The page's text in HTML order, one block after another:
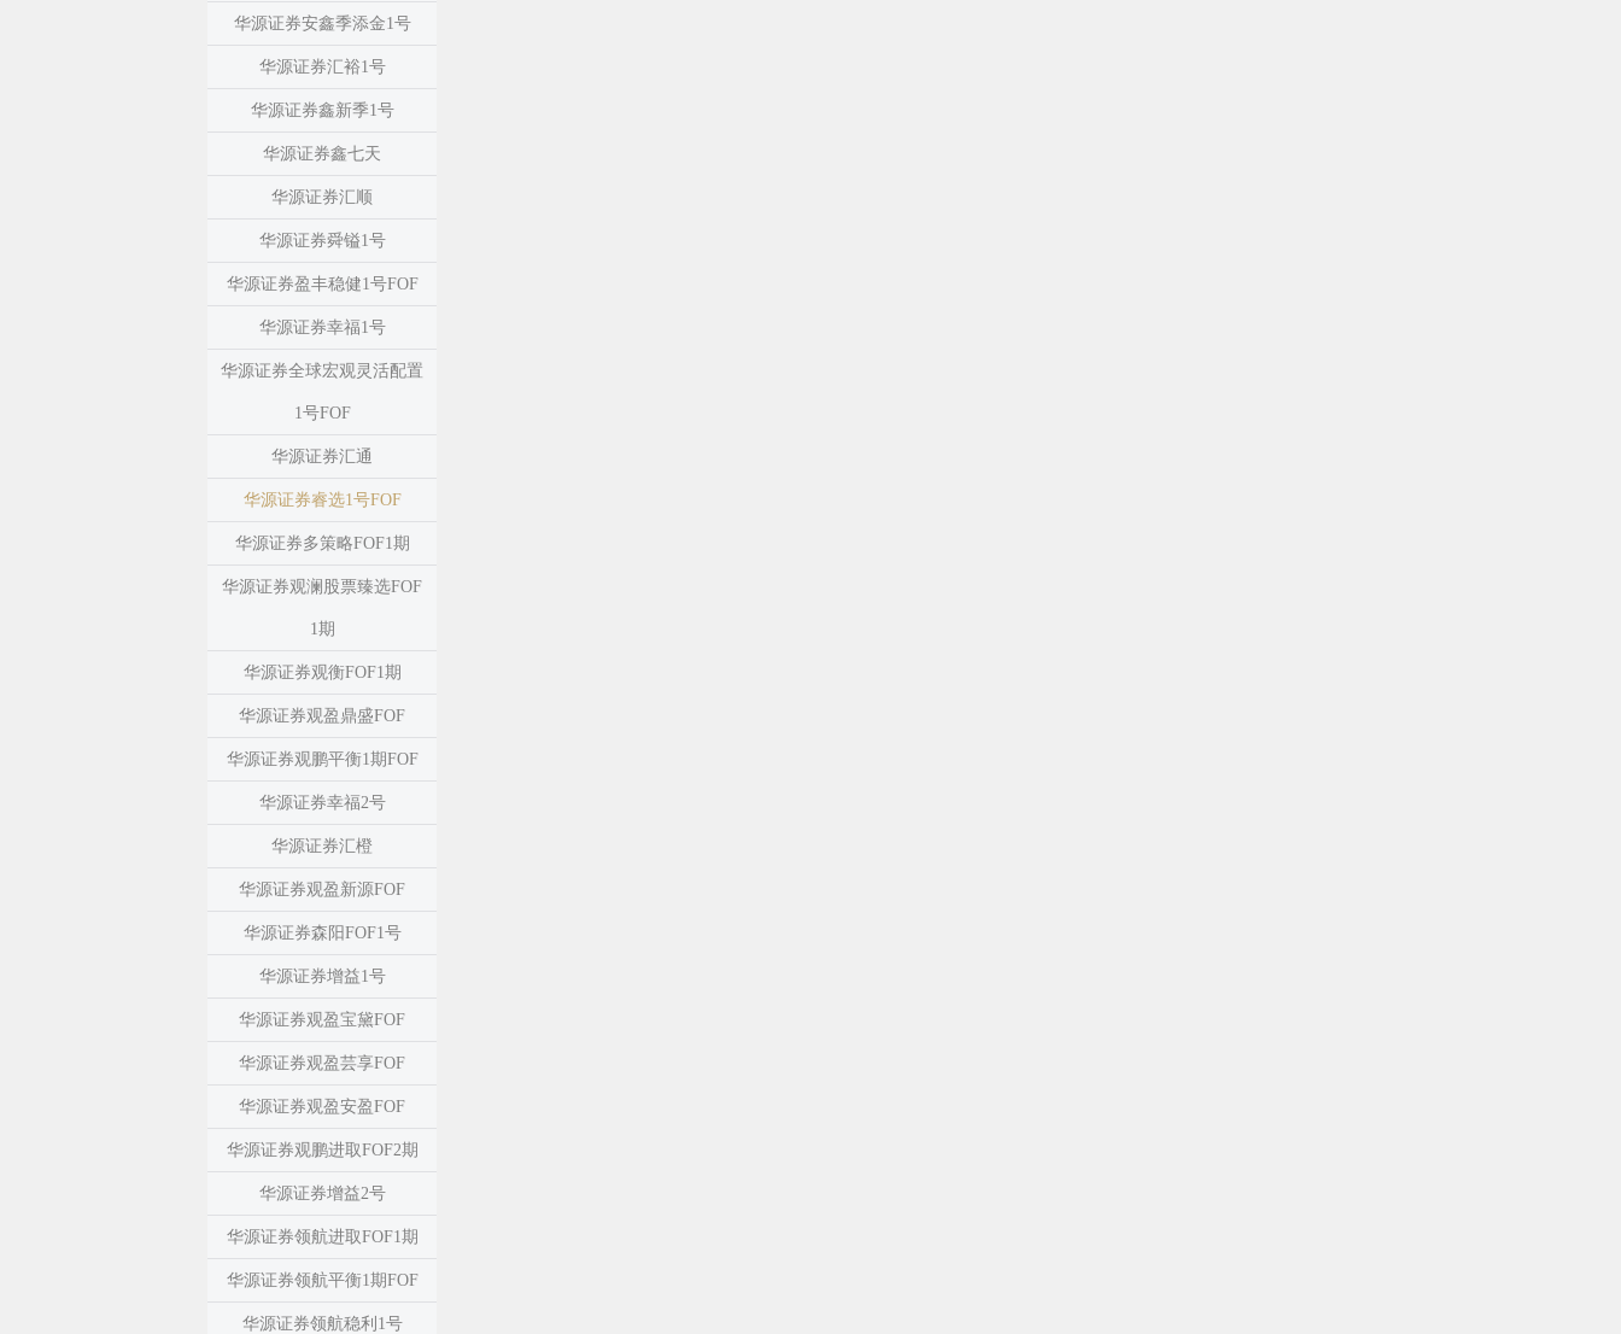
华源证券安鑫季添金1号
华源证券汇裕1号
华源证券鑫新季1号
华源证券鑫七天
华源证券汇顺
华源证券舜镒1号
华源证券盈丰稳健1号FOF
华源证券幸福1号
华源证券全球宏观灵活配置
1号FOF
华源证券汇通
华源证券睿选1号FOF
华源证券多策略FOF1期
华源证券观澜股票臻选FOF
1期
华源证券观衡FOF1期
华源证券观盈鼎盛FOF
华源证券观鹏平衡1期FOF
华源证券幸福2号
华源证券汇橙
华源证券观盈新源FOF
华源证券森阳FOF1号
华源证券增益1号
华源证券观盈宝黛FOF
华源证券观盈芸享FOF
华源证券观盈安盈FOF
华源证券观鹏进取FOF2期
华源证券增益2号
华源证券领航进取FOF1期
华源证券领航平衡1期FOF
华源证券领航稳利1号